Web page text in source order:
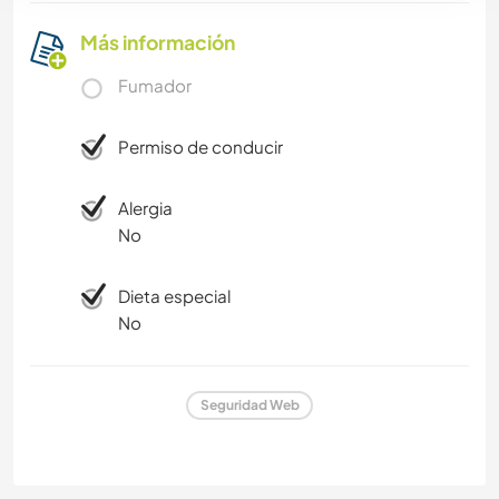
Más información
Fumador
Permiso de conducir
Alergia
No
Dieta especial
No
Seguridad Web